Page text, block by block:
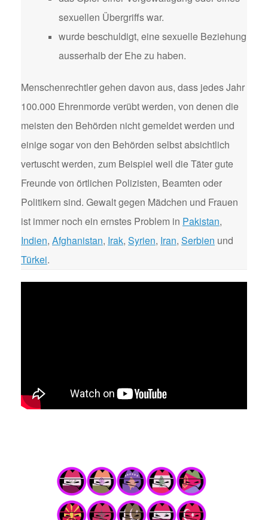
sexuellen Übergriffs war.
wurde beschuldigt, eine sexuelle Beziehung
ausserhalb der Ehe zu haben.
Menschenrechtler gehen davon aus, dass jedes Jahr
100.000 Ehrenmorde verübt werden, von denen die
meisten den Behörden nicht gemeldet werden und
einige sogar von den Behörden selbst absichtlich
vertuscht werden, zum Beispiel weil die Täter gute
Freunde von örtlichen Polizisten, Beamten oder
Politikern sind. Gewalt gegen Mädchen und Frauen
ist immer noch ein ernstes Problem in Pakistan,
Indien, Afghanistan, Irak, Syrien, Iran, Serbien und
Türkei.